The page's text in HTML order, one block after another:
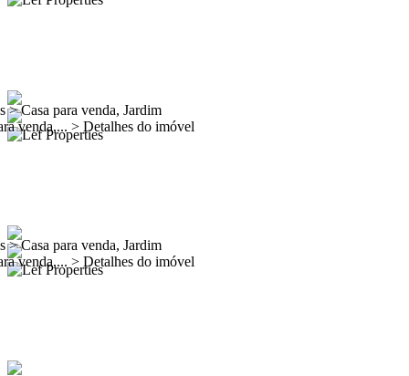
>Casa para venda, Jardim
venda,... > Detalhes do imóvel
>Casa para venda, Jardim
venda,... > Detalhes do imóvel